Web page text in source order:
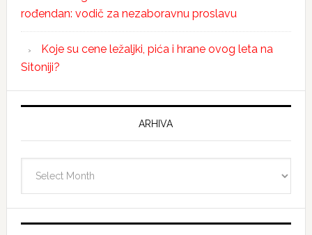
rođendan: vodič za nezaboravnu proslavu
Koje su cene ležaljki, pića i hrane ovog leta na
Sitoniji?
ARHIVA